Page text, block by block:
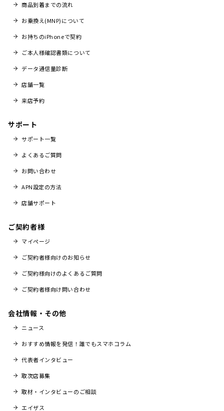
商品到着までの流れ
お乗換え(MNP)について
お持ちのiPhoneで契約
ご本人様確認書類について
データ通信量診断
店舗一覧
来店予約
サポート
サポート一覧
よくあるご質問
お問い合わせ
APN設定の方法
店舗サポート
ご契約者様
マイページ
ご契約者様向けのお知らせ
ご契約様向けのよくあるご質問
ご契約者様向け問い合わせ
会社情報・その他
ニュース
おすすめ情報を発信！誰でもスマホコラム
代表者インタビュー
取次店募集
取材・インタビューのご相談
エイザス